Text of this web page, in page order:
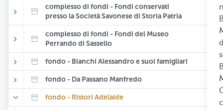
complesso di fondi - Fondi conservati
presso la Società Savonese di Storia Patria
complesso di fondi - Fondi del Museo
Perrando di Sassello
fondo - Bianchi Alessandro e suoi famigliari
fondo - Da Passano Manfredo
fondo - Ristori Adelaide